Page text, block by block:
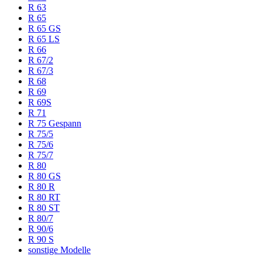
R 63
R 65
R 65 GS
R 65 LS
R 66
R 67/2
R 67/3
R 68
R 69
R 69S
R 71
R 75 Gespann
R 75/5
R 75/6
R 75/7
R 80
R 80 GS
R 80 R
R 80 RT
R 80 ST
R 80/7
R 90/6
R 90 S
sonstige Modelle